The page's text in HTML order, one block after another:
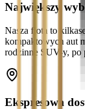
Największy
Nasza flota to
kompaktowych aut
rodzinne SUV-y, po
Ekspresowa